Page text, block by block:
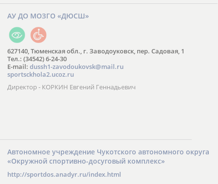
АУ ДО МОЗГО «ДЮСШ»
627140, Тюменская обл., г. Заводоуковск, пер. Садовая, 1
Тел.: (34542) 6-24-30
​E-mail: dussh1-zavodoukovsk@mail.ru
sportsckhola2.ucoz.ru
Директор - КОРКИН Евгений Геннадьевич
Автономное учреждение Чукотского автономного округа
«Окружной спортивно-досуговый комплекс»
http://sportdos.anadyr.ru/index.html